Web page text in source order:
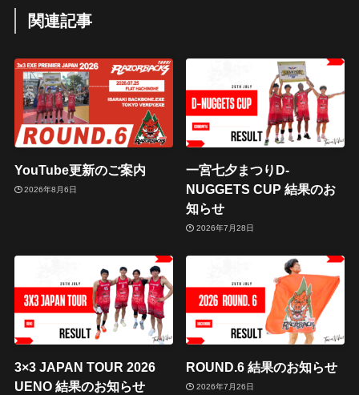
関連記事
YouTube更新のご案内
2026年8月6日
一宮七夕まつりD-
NUGGETS CUP 結果のお
知らせ
2026年7月28日
3×3 JAPAN TOUR 2026
UENO 結果のお知らせ
ROUND.6 結果のお知らせ
2026年7月26日